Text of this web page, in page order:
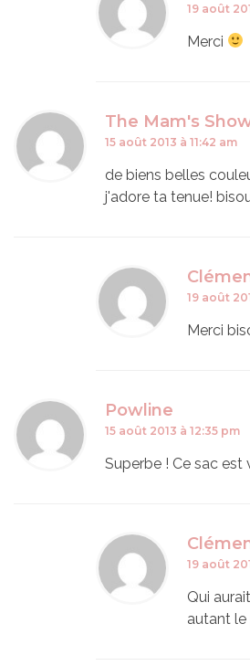
19 août
Merci
The Mam's
15 août 2013 à 11:42 am
de biens belles
j'adore ta tenue!
19 août
Merci
Powline
15 août 2013 à 12:35 pm
Superbe ! Ce sac est
19 août
Qui
autant